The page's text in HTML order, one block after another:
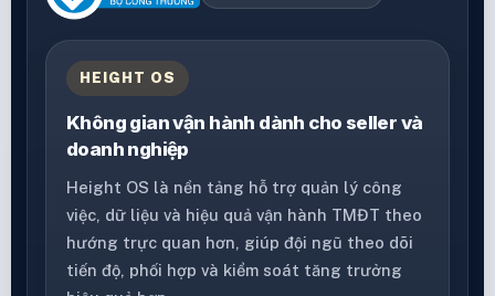
HEIGHT OS
Không gian vận hành dành cho seller và
doanh nghiệp
Height OS là nền tảng hỗ trợ quản lý công
việc, dữ liệu và hiệu quả vận hành TMĐT theo
hướng trực quan hơn, giúp đội ngũ theo dõi
tiến độ, phối hợp và kiểm soát tăng trưởng